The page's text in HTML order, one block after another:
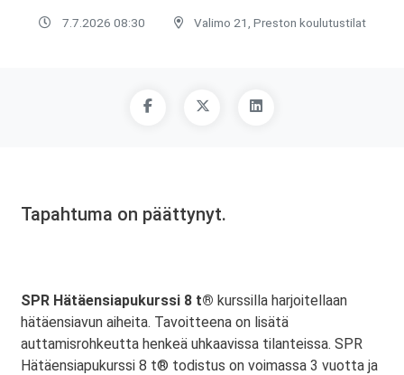
7.7.2026 08:30 Valimo 21, Preston koulutustilat
Tapahtuma on päättynyt.
SPR Hätäensiapukurssi 8 t® kurssilla harjoitellaan
hätäensiavun aiheita. Tavoitteena on lisätä
auttamisrohkeutta henkeä uhkaavissa tilanteissa. SPR
Hätäensiapukurssi 8 t® todistus on voimassa 3 vuotta ja